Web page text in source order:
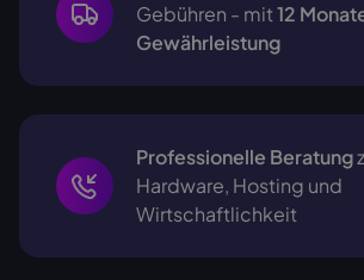
Gebühren - mit12
Gewährleistung
Professionelle Beratung
Hardware, Hosting und
Wirtschaftlichkeit